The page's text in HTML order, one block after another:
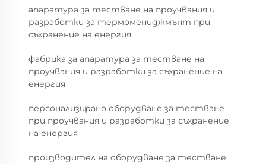
апаратура за тестване на проучвания и
разработки за термомениджмънт при
съхранение на енергия
фабрика за апаратура за тестване на
проучвания и разработки за съхранение на
енергия
персонализирано оборудване за тестване
при проучвания и разработки за съхранение
на енергия
производител на оборудване за тестване